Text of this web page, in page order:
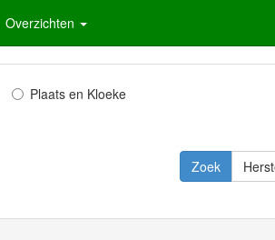
Overzichten
Plaats en Kloeke